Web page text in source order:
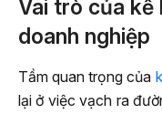
Vai trò của kế
doanh nghiệp
Tầm quan trọng của
lại ở việc vạch ra